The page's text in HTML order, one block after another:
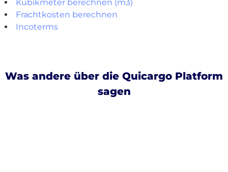
Kubikmeter berechnen (m3)
Frachtkosten berechnen
Incoterms
Was andere über die Quicargo Platform
sagen